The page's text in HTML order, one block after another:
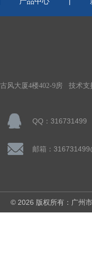
风大厦4楼402-9房 技术支
QQ：316731499
邮箱：
© 2026 版权所有：广州